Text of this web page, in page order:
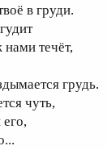
в груди.
течёт,
грудь.
чуть,